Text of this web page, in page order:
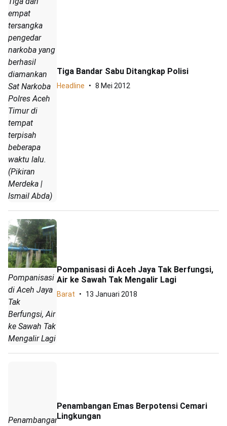
empat
tersangka
pengedar
narkoba yang
berhasil
diamankan
Sat Narkoba
Polres Aceh
Timur di
tempat
terpisah
beberapa
waktu lalu.
(Pikiran
Merdeka |
Ismail Abda)
Tiga Bandar Sabu Ditangkap Polisi
Headline 8 Mei 2012
Pompanisasi
di Aceh Jaya
Tak
Berfungsi, Air
ke Sawah Tak
Mengalir Lagi
Pompanisasi di Aceh Jaya Tak Berfungsi,
Air ke Sawah Tak Mengalir Lagi
Barat 13 Januari 2018
Penambangan
Penambangan Emas Berpotensi Cemari
Lingkungan